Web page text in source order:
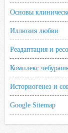
Основы
Иллюзия любви
Реадаптация и
Комплекс
Историогенез и
Google Sitemap